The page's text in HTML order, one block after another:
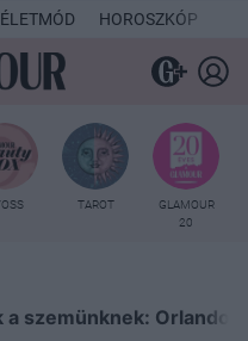
ÉLETMÓD HOROSZKÓP
TAROT
GLAMOUR
20
a szemünknek: Orlando